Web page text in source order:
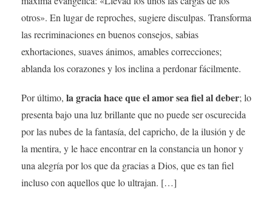
otros». En lugar de reproches, sugiere disculpas. Transforma
las recriminaciones en buenos consejos, sabias
exhortaciones, suaves ánimos, amables correcciones;
ablanda los corazones y los inclina a perdonar fácilmente.
Por último, la gracia hace que el amor sea fiel al deber; lo
presenta bajo una luz brillante que no puede ser oscurecida
por las nubes de la fantasía, del capricho, de la ilusión y de
la mentira, y le hace encontrar en la constancia un honor y
una alegría por los que da gracias a Dios, que es tan fiel
incluso con aquellos que lo ultrajan. […]